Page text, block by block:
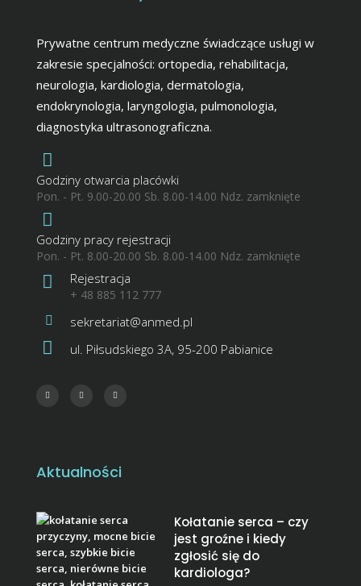
Prywatne centrum medyczne świadczące usługi w
zakresie specjalności: ortopedia, rehabilitacja,
neurologia, kardiologia, dermatologia,
endokrynologia, laryngologia, pulmonologia,
diagnostyka ultrasonograficzna.
Godziny otwarcia placówki
Pon. - Pt. 9.00-20.00 Sb. 8.00-14.00 Ndz. zamknięte
Godziny pracy rejestracji
Pon. - Pt. 8.00-20.00 Sb. 8.00-14.00 Ndz. zamknięte
Rejestracja
+ 48 885 112 777
sekretariat@anmed.pl
ul. Piłsudskiego 3A, 95-200 Pabianice
Aktualności
Kołatanie serca – czy
jest groźne i kiedy
zgłosić się do
kardiologa?